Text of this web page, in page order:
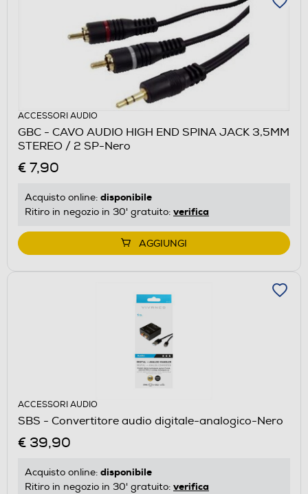
ACCESSORI AUDIO
GBC - CAVO AUDIO HIGH END SPINA JACK 3,5MM
STEREO / 2 SP-Nero
€ 7,90
Acquisto online: disponibile
Ritiro in negozio in 30' gratuito: verifica
AGGIUNGI
ACCESSORI AUDIO
SBS - Convertitore audio digitale-analogico-Nero
€ 39,90
Acquisto online: disponibile
Ritiro in negozio in 30' gratuito: verifica